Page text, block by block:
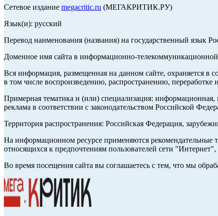
Сетевое издание megacritic.ru (МЕГАКРИТИК.РУ)
Язык(и): русский
Перевод наименования (названия) на государственный язык
Доменное имя сайта в информационно-телекоммуникационной
Вся информация, размещенная на данном сайте, охраняется в
в том числе воспроизведению, распространению, переработке
Примерная тематика и (или) специализация: информационная,
реклама в соответствии с законодательством Российской
Территория распространения: Российская Федерация,
На информационном ресурсе применяются рекомендательные
относящихся к предпочтениям пользователей сети
Во время посещения сайта вы соглашаетесь с тем, что мы